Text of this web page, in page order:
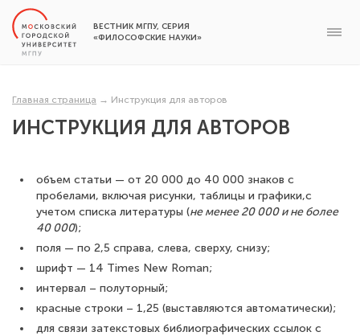
ВЕСТНИК МГПУ, СЕРИЯ
«ФИЛОСОФСКИЕ НАУКИ»
Главная страница → Инструкция для авторов
ИНСТРУКЦИЯ ДЛЯ АВТОРОВ
объем статьи — от 20 000 до 40 000 знаков с
пробелами, включая рисунки, таблицы и графики,с
учетом списка литературы (не менее 20 000 и не более
40 000);
поля — по 2,5 справа, слева, сверху, снизу;
шрифт — 14 Times New Roman;
интервал – полуторный;
красные строки – 1,25 (выставляются автоматически);
для связи затекстовых библиографических ссылок с